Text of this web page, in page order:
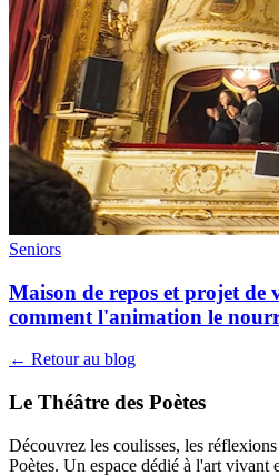
Seniors
Maison de repos et projet de
comment l'animation le
← Retour au blog
Le Théâtre des Poètes
Découvrez les coulisses, les
Poètes. Un espace dédié à l'art vivant